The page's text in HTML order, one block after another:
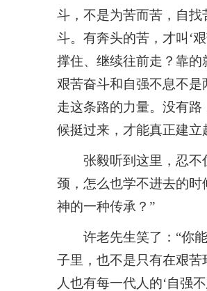
斗，不是为苦而苦，自
斗。有奔头的苦，才叫‘
撑住、继续往前走？靠的
艰苦奋斗和自强不息不
走这条路的力量。没有
候挺过来，才能真正建
张毅听到这里，忍不
颈，怎么也学不进去的
神的一种传承？”
许老先生笑了：“你
子里，也不是只有在艰苦
人也有每一代人的‘自强